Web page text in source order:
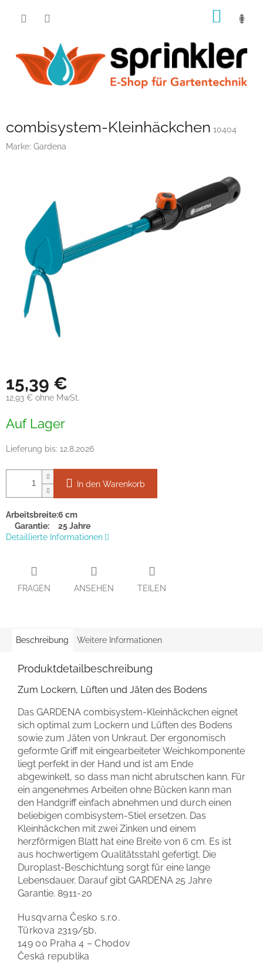
combisystem-Kleinhäckchen 10404
Marke: Gardena
15,39 €
12,93 € ohne MwSt.
Auf Lager
Lieferung bis: 12.8.2026
In den Warenkorb
Arbeitsbreite:6 cm
Garantie:
25 Jahre
Detaillierte Informationen
FRAGEN ANSEHEN TEILEN
Beschreibung Weitere Informationen
Produktdetailbeschreibung
Zum Lockern, Lüften und Jäten des Bodens
Das GARDENA combisystem-Kleinhäckchen eignet
sich optimal zum Lockern und Lüften des Bodens
sowie zum Jäten von Unkraut. Der ergonomisch
geformte Griff mit eingearbeiteter Weichkomponente
liegt perfekt in der Hand und ist am Ende
abgewinkelt, so dass man nicht abrutschen kann. Für
ein angenehmes Arbeiten ohne Bücken kann man
den Handgriff einfach abnehmen und durch einen
beliebigen combisystem-Stiel ersetzen. Das
Kleinhäckchen mit zwei Zinken und einem
herzförmigen Blatt hat eine Breite von 6 cm. Es ist
aus hochwertigem Qualitätsstahl gefertigt. Die
Duroplast-Beschichtung sorgt für eine lange
Lebensdauer. Darauf gibt GARDENA 25 Jahre
Garantie. 8911-20
Husqvarna Česko s.r.o.
Türkova 2319/5b,
149 00 Praha 4 – Chodov
Česká republika